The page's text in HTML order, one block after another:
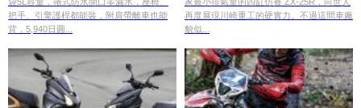
把手、引擎護桿都能裝，附肩帶離車也能
背，5,940日圓...
再度展現川崎重工的硬實力。不過這間車廠
貌似...